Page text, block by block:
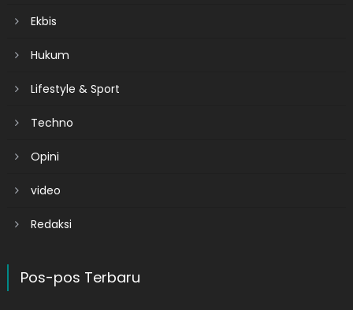
Ekbis
Hukum
Lifestyle & Sport
Techno
Opini
video
Redaksi
Pos-pos Terbaru